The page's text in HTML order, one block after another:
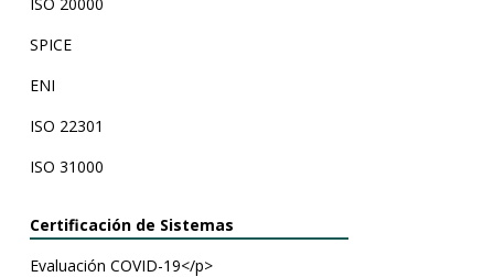
SPICE
ENI
ISO 22301
ISO 31000
Certificación de Sistemas
Evaluación COVID-19</p>